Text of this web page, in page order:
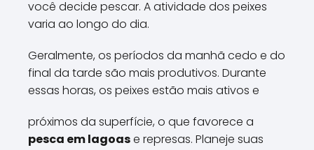
você decide pescar. A atividade dos peixes
varia ao longo do dia.
Geralmente, os períodos da manhã cedo e do
final da tarde são mais produtivos. Durante
essas horas, os peixes estão mais ativos e
próximos da superfície, o que favorece a
pesca em lagoase represas. Planeje suas